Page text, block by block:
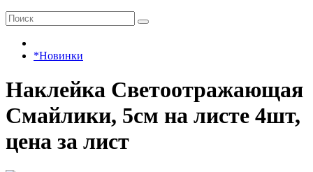
*Новинки
Наклейка Светоотражающая
Смайлики, 5см на листе 4шт,
цена за лист